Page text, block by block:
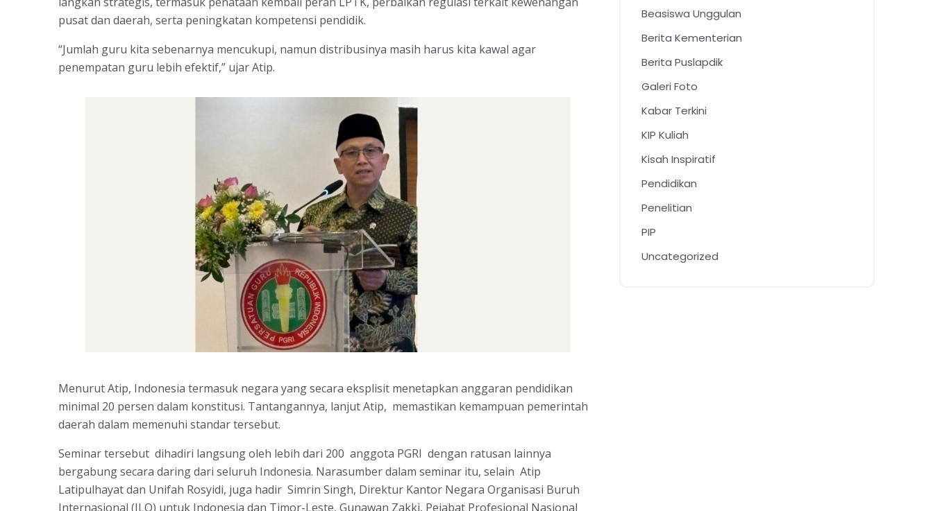
pusat dan daerah, serta peningkatan kompetensi pendidik.
“Jumlah guru kita sebenarnya mencukupi, namun distribusinya masih harus kita kawal agar
penempatan guru lebih efektif,” ujar Atip.
Menurut Atip, Indonesia termasuk negara yang secara eksplisit menetapkan anggaran pendidikan
minimal 20 persen dalam konstitusi. Tantangannya, lanjut Atip, memastikan kemampuan pemerintah
daerah dalam memenuhi standar tersebut.
Seminar tersebut dihadiri langsung oleh lebih dari 200 anggota PGRI dengan ratusan lainnya
bergabung secara daring dari seluruh Indonesia. Narasumber dalam seminar itu, selain Atip
Latipulhayat dan Unifah Rosyidi, juga hadir Simrin Singh, Direktur Kantor Negara Organisasi Buruh
Internasional (ILO) untuk Indonesia dan Timor-Leste, Gunawan Zakki, Pejabat Profesional Nasional
Beasiswa Unggulan
Berita Kementerian
Berita Puslapdik
Galeri Foto
Kabar Terkini
KIP Kuliah
Kisah Inspiratif
Pendidikan
Penelitian
PIP
Uncategorized